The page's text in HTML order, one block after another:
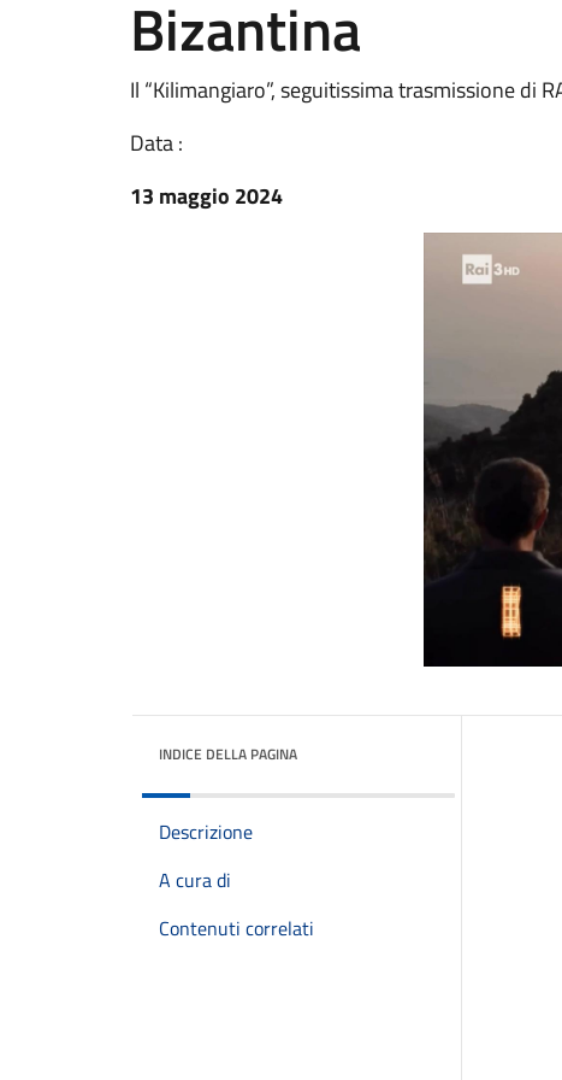
Bizantina
Il “Kilimangiaro”, seguitissima trasmissione di
Data :
13 maggio 2024
INDICE DELLA PAGINA
Descrizione
A cura di
Contenuti correlati